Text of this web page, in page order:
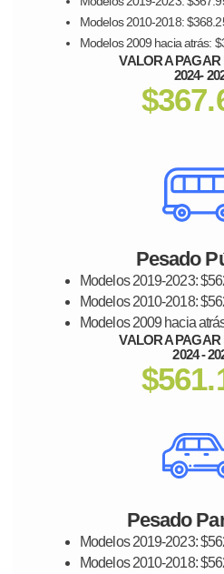
Modelos 2010-2018:
Modelos 2009 hacia atrás:
VALOR A
2024-
Pesado
Modelos 2019-2023:
Modelos 2010-2018:
Modelos 2009 hacia
VALOR A
2024 -
Pesado
Modelos 2019-2023:
Modelos 2010-2018: